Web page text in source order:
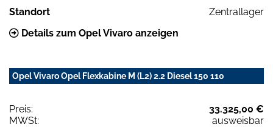
Standort
Zentrallager
Details zum Opel Vivaro anzeigen
Opel Vivaro Opel Flexkabine M (L2) 2.2 Diesel 150 110
Preis:
33.325,00 €
MWSt:
ausweisbar